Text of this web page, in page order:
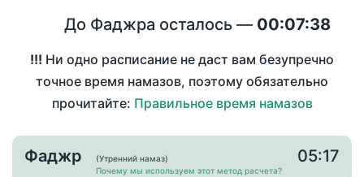
До Фаджра осталось — 00:07:38
!!! Ни одно расписание не даст вам безупречно
точное время намазов, поэтому обязательно
прочитайте: Правильное время намазов
Фаджр
(Утренний намаз)
Почему мы используем этот метод расчета?
05:17